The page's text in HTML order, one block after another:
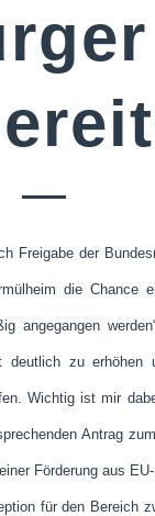
Freigabe der
die Chance
angegangen
deutlich zu
Wichtig ist mir
Antrag
Förderung aus
für den Bereich